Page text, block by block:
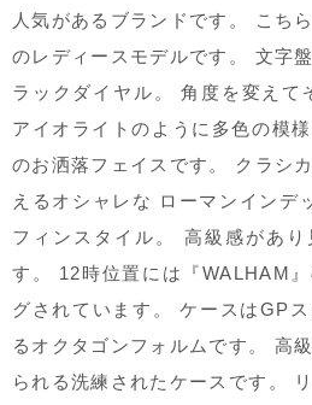
人気があるブランドです。 こち
のレディースモデルです。 文字
ラックダイヤル。 角度を変えて
アイオライトのように多色の模
のお洒落フェイスです。 クラシ
えるオシャレな ローマンインデ
フィンスタイル。 高級感があり
す。 12時位置には『WALHAM
グされています。 ケースはGP
るオクタゴンフォルムです。 高
られる洗練されたケースです。